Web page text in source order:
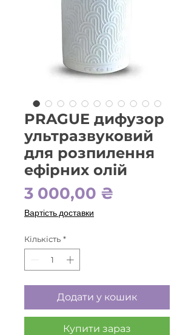
PRAGUE дифузор
ультразвуковий
для розпилення
ефірних олій
3 000,00 ₴
Вартість доставки
Кількість *
Додати у кошик
Купити зараз